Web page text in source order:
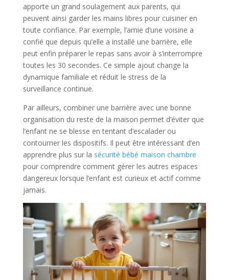
apporte un grand soulagement aux parents, qui
peuvent ainsi garder les mains libres pour cuisiner en
toute confiance. Par exemple, l’amie d’une voisine a
confié que depuis qu’elle a installé une barrière, elle
peut enfin préparer le repas sans avoir à s’interrompre
toutes les 30 secondes. Ce simple ajout change la
dynamique familiale et réduit le stress de la
surveillance continue.
Par ailleurs, combiner une barrière avec une bonne
organisation du reste de la maison permet d’éviter que
l’enfant ne se blesse en tentant d’escalader ou
contourner les dispositifs. Il peut être intéressant d’en
apprendre plus sur la sécurité bébé maison chambre
pour comprendre comment gérer les autres espaces
dangereux lorsque l’enfant est curieux et actif comme
jamais.